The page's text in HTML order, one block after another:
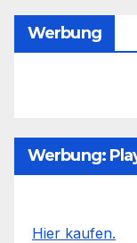
Werbung
Werbung:
Hier kaufen.